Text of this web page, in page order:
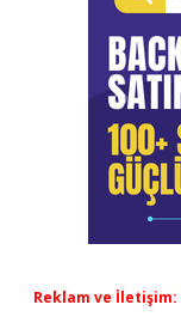
Reklam ve İletişim: